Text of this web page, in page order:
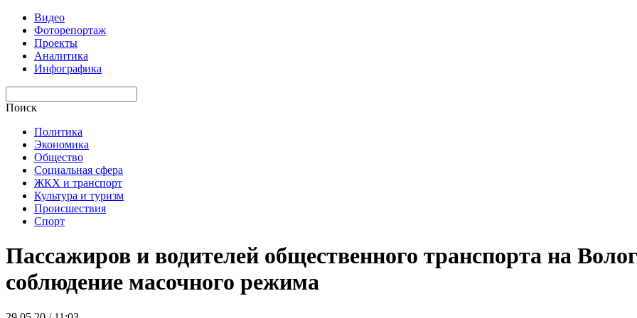
Видео
Фоторепортаж
Проекты
Аналитика
Инфографика
Поиск
Политика
Экономика
Общество
Социальная сфера
ЖКХ и транспорт
Культура и туризм
Происшествия
Спорт
Пассажиров и водителей общественного транспорта на
соблюдение масочного режима